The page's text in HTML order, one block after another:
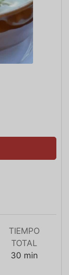
TIEMPO
TOTAL
30 min